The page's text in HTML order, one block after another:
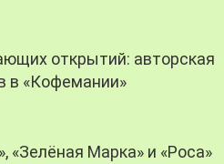
открытий: авторская
в «Кофемании»
«Зелёная Марка» и «Роса»